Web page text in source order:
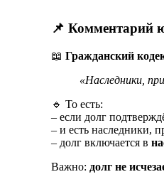
📌 Комментарий
📖 Гражданский
«Наследники,
🔹 То есть:
– если долг
– и есть наследники,
– долг включается в
Важно: долг не